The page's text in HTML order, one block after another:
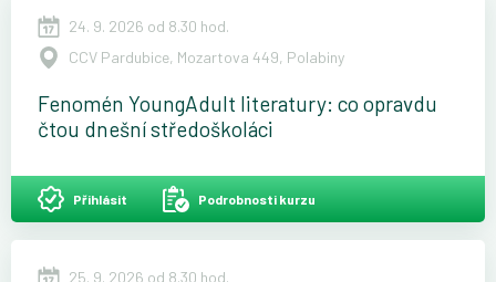
24. 9. 2026 od 8.30 hod.
CCV Pardubice, Mozartova 449, Polabiny
Fenomén YoungAdult literatury: co opravdu
čtou dnešní středoškoláci
Přihlásit Podrobnosti kurzu
25. 9. 2026 od 8.30 hod.